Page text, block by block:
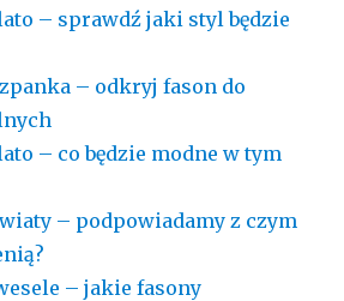
– sprawdź jaki styl będzie
– odkryj fason do
– co będzie modne w tym
– podpowiadamy z czym
– jakie fasony